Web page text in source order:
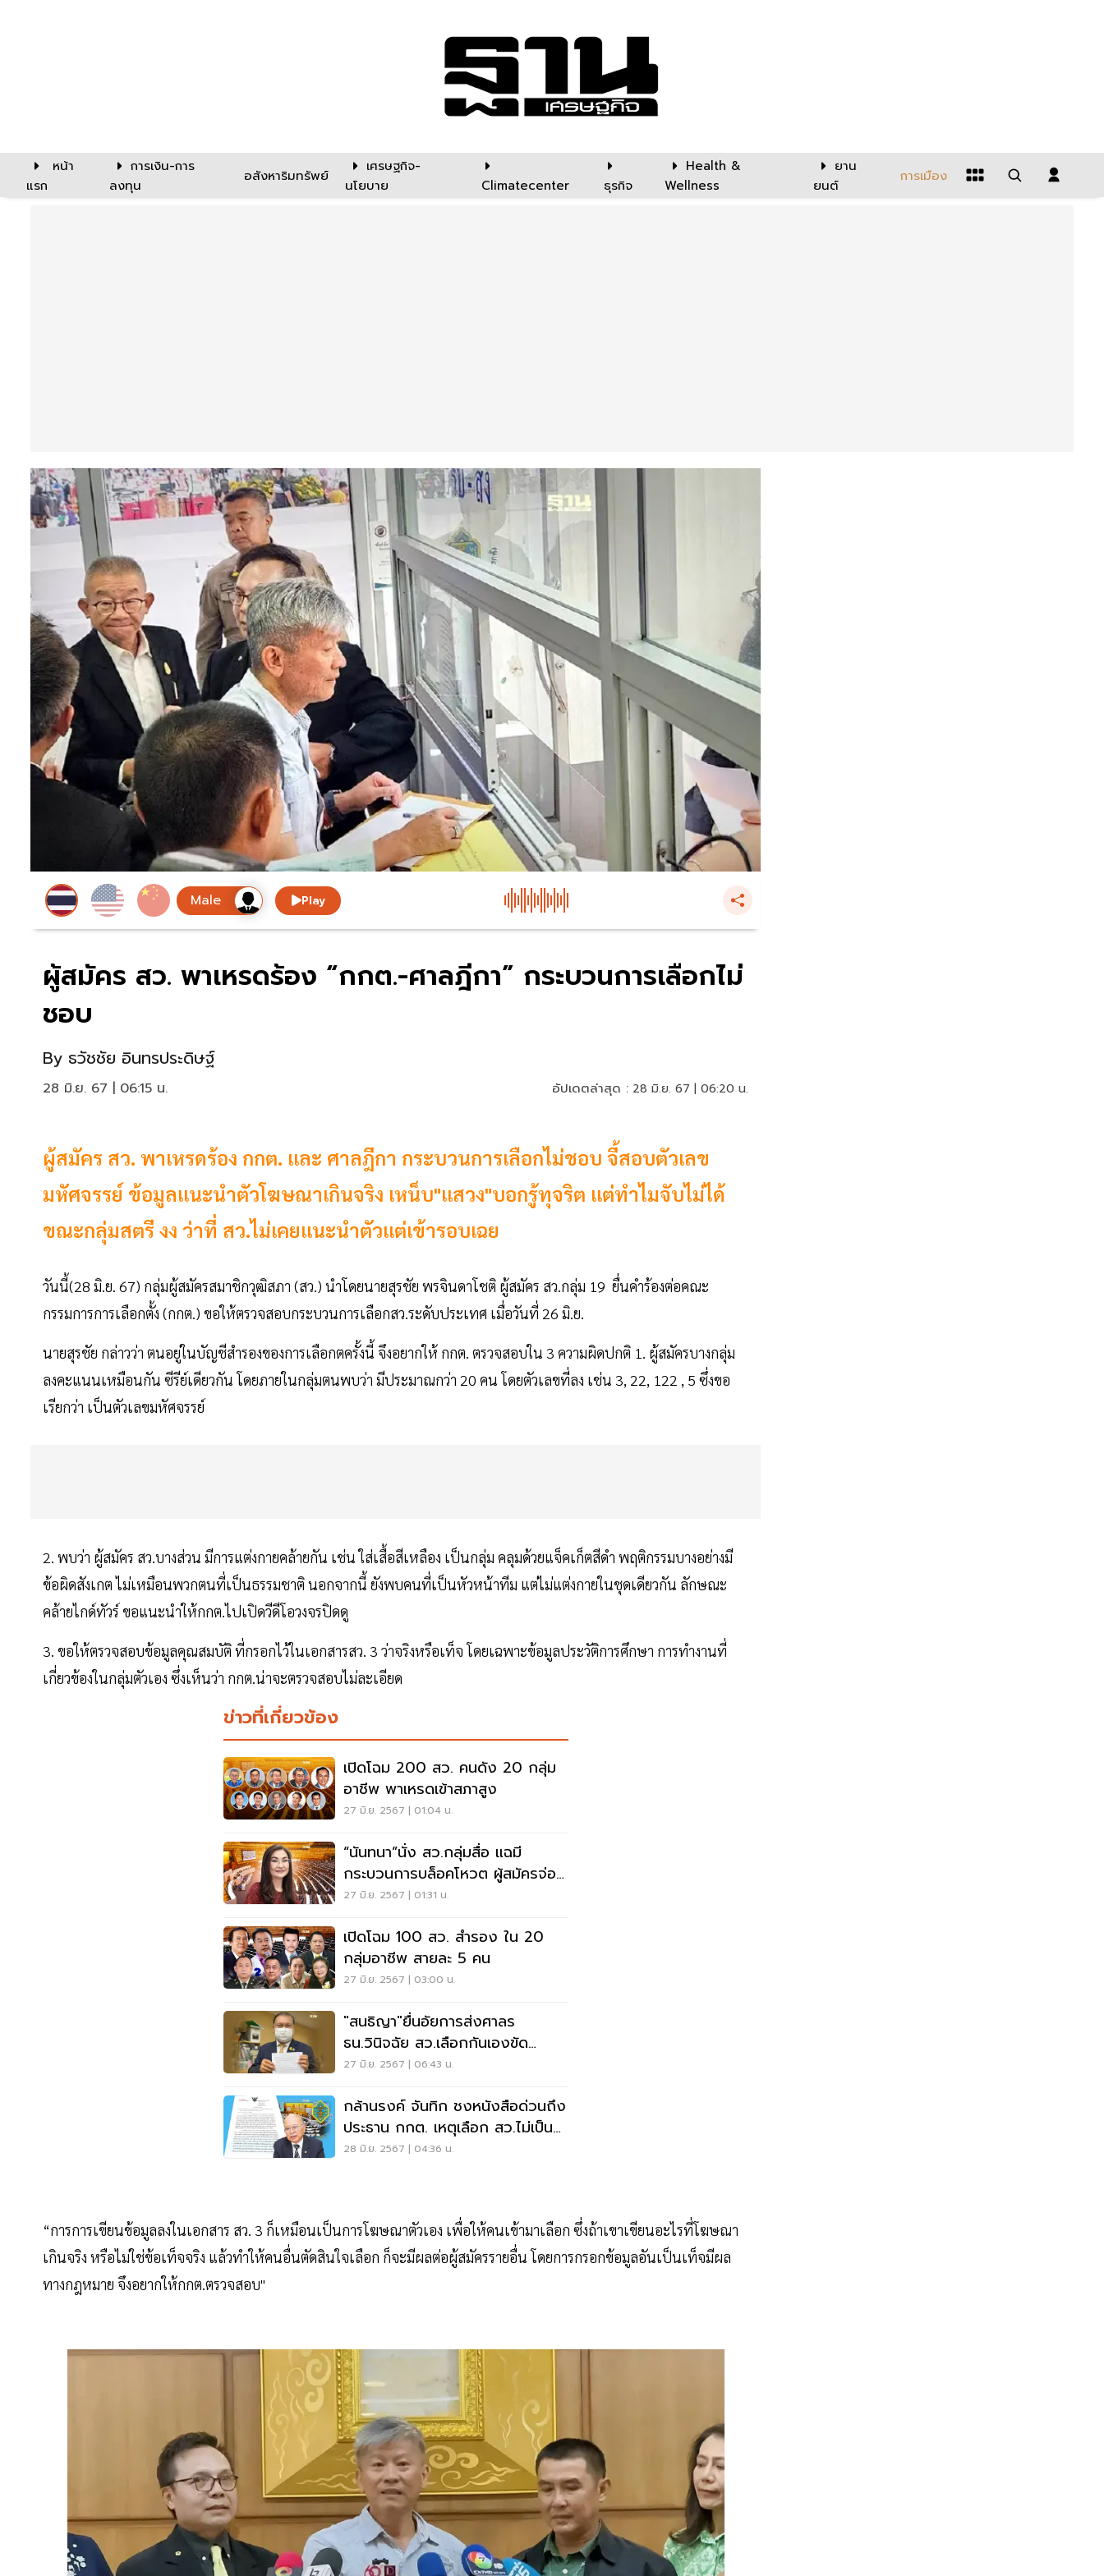
หน้า
แรก
การเงิน-การ
ลงทุน
อสังหาริมทรัพย์
เศรษฐกิจ-
นโยบาย
Climatecenter ธุรกิจ
Health &
Wellness
ยาน
ยนต์
การเมือง
Play
ผู้สมัคร สว. พาเหรดร้อง “กกต.-ศาลฎีกา” กระบวนการเลือกไม่
ชอบ
By ธวัชชัย อินทรประดิษฐ์
28 มิ.ย. 67 | 06:15 น. อัปเดตล่าสุด : 28 มิ.ย. 67 | 06:20 น.
ผู้สมัคร สว. พาเหรดร้อง กกต. และ ศาลฎีกา กระบวนการเลือกไม่ชอบ จี้สอบตัวเลข
มหัศจรรย์ ข้อมูลแนะนำตัวโฆษณาเกินจริง เหน็บ"แสวง"บอกรู้ทุจริต แต่ทำไมจับไม่ได้
ขณะกลุ่มสตรี งง ว่าที่ สว.ไม่เคยแนะนำตัวแต่เข้ารอบเฉย
วันนี้(28 มิ.ย. 67) กลุ่มผู้สมัครสมาชิกวุฒิสภา (สว.) นำโดยนายสุรชัย พรจินดาโชติ ผู้สมัคร สว.กลุ่ม 19 ยื่นคำร้องต่อคณะ
กรรมการการเลือกตั้ง (กกต.) ขอให้ตรวจสอบกระบวนการเลือกสว.ระดับประเทศ เมื่อวันที่ 26 มิ.ย.
นายสุรชัย กล่าวว่า ตนอยู่ในบัญชีสำรองของการเลือกตครั้งนี้ จึงอยากให้ กกต. ตรวจสอบใน 3 ความผิดปกติ 1. ผู้สมัครบางกลุ่ม
ลงคะแนนเหมือนกัน ซีรีย์เดียวกัน โดยภายในกลุ่มตนพบว่า มีประมาณกว่า 20 คน โดยตัวเลขที่ลง เช่น 3, 22, 122 , 5 ซึ่งขอ
เรียกว่า เป็นตัวเลขมหัศจรรย์
2. พบว่า ผู้สมัคร สว.บางส่วน มีการแต่งกายคล้ายกัน เช่น ใส่เสื้อสีเหลือง เป็นกลุ่ม คลุมด้วยแจ็คเก็ตสีดำ พฤติกรรมบางอย่างมี
ข้อผิดสังเกต ไม่เหมือนพวกตนที่เป็นธรรมชาติ นอกจากนี้ ยังพบคนที่เป็นหัวหน้าทีม แต่ไม่แต่งกายในชุดเดียวกัน ลักษณะ
คล้ายไกด์ทัวร์ ขอแนะนำให้กกต.ไปเปิดวีดีโอวงจรปิดดู
3. ขอให้ตรวจสอบข้อมูลคุณสมบัติ ที่กรอกไว้ในเอกสารสว. 3 ว่าจริงหรือเท็จ โดยเฉพาะข้อมูลประวัติการศึกษา การทำงานที่
เกี่ยวข้องในกลุ่มตัวเอง ซึ่งเห็นว่า กกต.น่าจะตรวจสอบไม่ละเอียด
ข่าวที่เกี่ยวข้อง
เปิดโฉม 200 สว. คนดัง 20 กลุ่ม
อาชีพ พาเหรดเข้าสภาสูง
27 มิ.ย. 2567 | 01:04 น.
“นันทนา”นั่ง สว.กลุ่มสื่อ แฉมี
กระบวนการบล็อคโหวต ผู้สมัครจ่อ
ยื่นกกต.สอบ
27 มิ.ย. 2567 | 01:31 น.
เปิดโฉม 100 สว. สำรอง ใน 20
กลุ่มอาชีพ สายละ 5 คน
27 มิ.ย. 2567 | 03:00 น.
"สนธิญา"ยื่นอัยการส่งศาลร
ธน.วินิจฉัย สว.เลือกกันเองขัด
รัฐธรรมนูญ-โมฆะ
27 มิ.ย. 2567 | 06:43 น.
กล้านรงค์ จันทิก ชงหนังสือด่วนถึง
ประธาน กกต. เหตุเลือก สว.ไม่เป็น
โดยสุจริต
28 มิ.ย. 2567 | 04:36 น.
“การการเขียนข้อมูลลงในเอกสาร สว. 3 ก็เหมือนเป็นการโฆษณาตัวเอง เพื่อให้คนเข้ามาเลือก ซึ่งถ้าเขาเขียนอะไรที่โฆษณา
เกินจริง หรือไม่ใช่ข้อเท็จจริง แล้วทำให้คนอื่นตัดสินใจเลือก ก็จะมีผลต่อผู้สมัครรายอื่น โดยการกรอกข้อมูลอันเป็นเท็จมีผล
ทางกฎหมาย จึงอยากให้กกต.ตรวจสอบ"